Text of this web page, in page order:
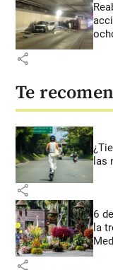
share
Te
las
share
6
la
share